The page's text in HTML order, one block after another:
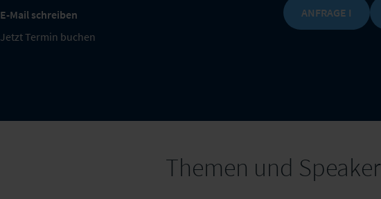
E-Mail schreiben
Jetzt Termin buchen
ANFRAGE I
Themen und Speaker